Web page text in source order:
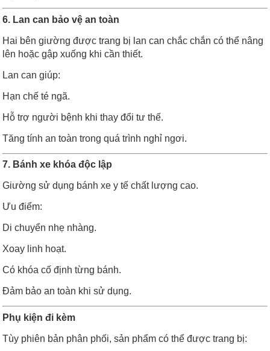
6. Lan can bảo vệ an toàn
Hai bên giường được trang bị lan can chắc chắn có thể nâng
lên hoặc gập xuống khi cần thiết.
Lan can giúp:
Hạn chế té ngã.
Hỗ trợ người bệnh khi thay đổi tư thế.
Tăng tính an toàn trong quá trình nghỉ ngơi.
7. Bánh xe khóa độc lập
Giường sử dụng bánh xe y tế chất lượng cao.
Ưu điểm:
Di chuyển nhẹ nhàng.
Xoay linh hoạt.
Có khóa cố định từng bánh.
Đảm bảo an toàn khi sử dụng.
Phụ kiện đi kèm
Tùy phiên bản phân phối, sản phẩm có thể được trang bị: